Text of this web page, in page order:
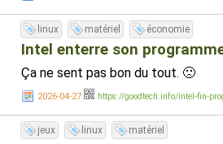
linux matériel économie
Intel enterre son
Ça ne sent pas bon du tout. 🙁
2026-04-27 https://goodtech.info/intel-fin-
jeux linux matériel